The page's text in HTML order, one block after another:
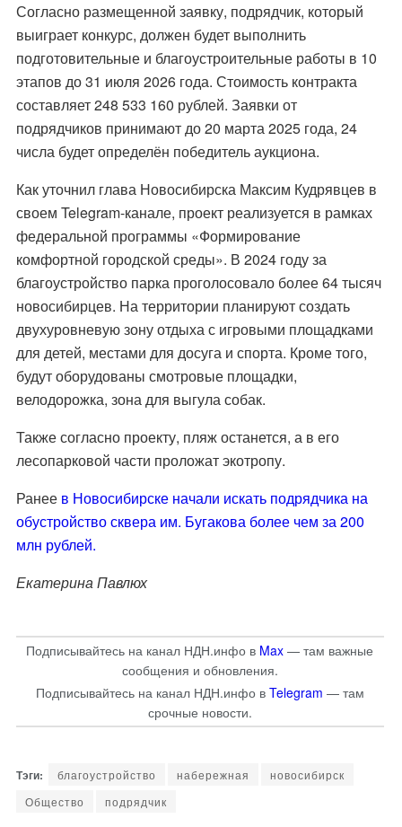
Согласно размещенной заявку, подрядчик, который
выиграет конкурс, должен будет выполнить
подготовительные и благоустроительные работы в 10
этапов до 31 июля 2026 года. Стоимость контракта
составляет 248 533 160 рублей. Заявки от
подрядчиков принимают до 20 марта 2025 года, 24
числа будет определён победитель аукциона.
Как уточнил глава Новосибирска Максим Кудрявцев в
своем Telegram-канале, проект реализуется в рамках
федеральной программы «Формирование
комфортной городской среды». В 2024 году за
благоустройство парка проголосовало более 64 тысяч
новосибирцев. На территории планируют создать
двухуровневую зону отдыха с игровыми площадками
для детей, местами для досуга и спорта. Кроме того,
будут оборудованы смотровые площадки,
велодорожка, зона для выгула собак.
Также согласно проекту, пляж останется, а в его
лесопарковой части проложат экотропу.
Ранее в Новосибирске начали искать подрядчика на
обустройство сквера им. Бугакова более чем за 200
млн рублей.
Екатерина Павлюх
Подписывайтесь на канал НДН.инфо в Max — там важные
сообщения и обновления.
Подписывайтесь на канал НДН.инфо в Telegram — там
срочные новости.
благоустройство набережная
новосибирск
Общество
подрядчик